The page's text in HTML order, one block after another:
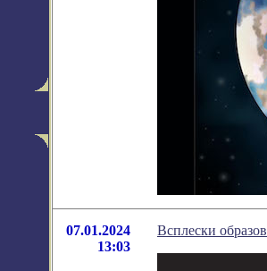
07.01.2024
13:03
Всплески